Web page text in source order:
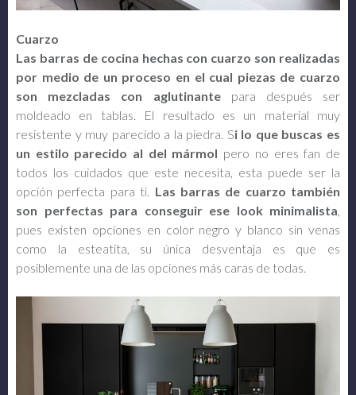
Cuarzo
Las barras de cocina hechas con cuarzo son realizadas
por medio de un proceso en el cual piezas de cuarzo
son mezcladas con aglutinantepara después ser
moldeado en tablas. El resultado es un material muy
resistente y muy parecido a la piedra. Si lo que buscas es
un estilo parecido al del mármol pero no eres fan de
todos los cuidados que este necesita, esta puede ser la
opción perfecta para ti. Las barras de cuarzo también
son perfectas para conseguir ese look minimalista,
pues existen opciones en color negro y blanco sin venas
como la esteatita, su única desventaja es que es
posiblemente una de las opciones más caras de todas.